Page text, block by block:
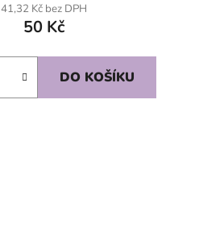
41,32 Kč bez DPH
50 Kč
DO KOŠÍKU